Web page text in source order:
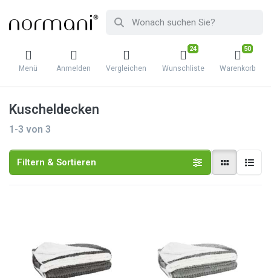
Menü Anmelden Vergleichen
24
Wunschliste
50
Warenkorb
Kuscheldecken
1-3 von 3
Filtern & Sortieren